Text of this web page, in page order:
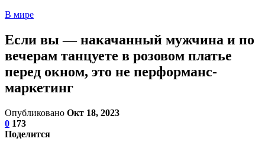
В мире
Если вы — накачанный мужчина и по
вечерам танцуете в розовом платье
перед окном, это не перформанс-
маркетинг
Опубликовано Окт 18, 2023
0 173
Поделится